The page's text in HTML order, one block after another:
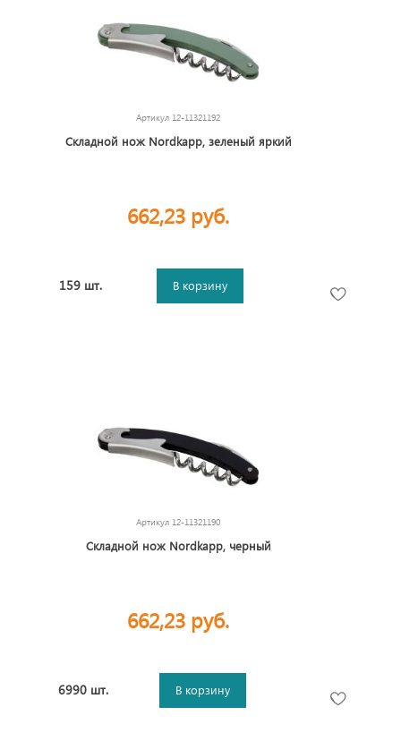
Артикул 12-11321192
Складной нож Nordkapp, зеленый яркий
662,23 руб.
159 шт. В корзину
Артикул 12-11321190
Складной нож Nordkapp, черный
662,23 руб.
6990 шт. В корзину